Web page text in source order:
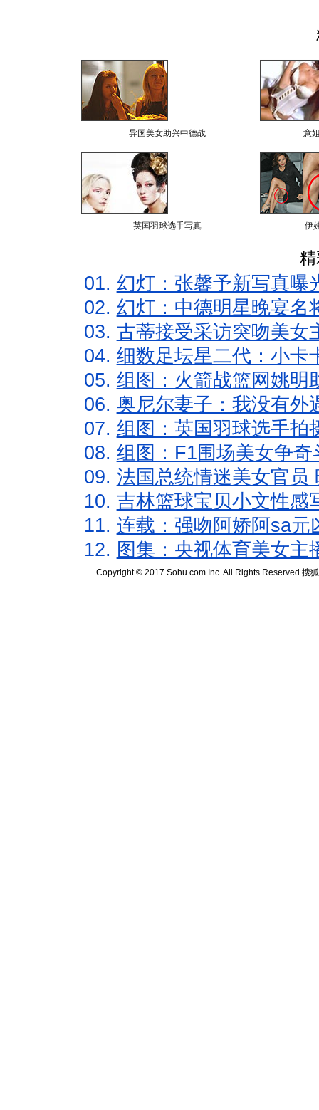
异国美女助兴中德战 意
英国羽球选手写真 伊
01. 幻灯：张馨予新写真曝
02. 幻灯：中德明星晚宴名
03. 古蒂接受采访突吻美女
04. 细数足坛星二代：小卡
05. 组图：火箭战篮网姚明
06. 奥尼尔妻子：我没有外
07. 组图：英国羽球选手拍
08. 组图：F1围场美女争
09. 法国总统情迷美女官员
10. 吉林篮球宝贝小文性感
11. 连载：强吻阿娇阿sa元
12. 图集：央视体育美女主
Copyright © 2017 Sohu.com Inc. All Rights Reserved.搜